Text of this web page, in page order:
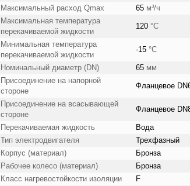
Максимальный расход Qmax
65 м³/ч
Максимальная температура
перекачиваемой жидкости
120 °С
Минимальная температура
перекачиваемой жидкости
-15 °С
Номинальный диаметр (DN) 65 мм
Присоединение на напорной
стороне
Фланцевое
Присоединение на всасывающей
стороне
Фланцевое
Перекачиваемая жидкость
Вода
Тип электродвигателя
Трехфазный
Корпус (материал)
Бронза
Рабочее колесо (материал)
Бронза
Класс нагревостойкости изоляции
F